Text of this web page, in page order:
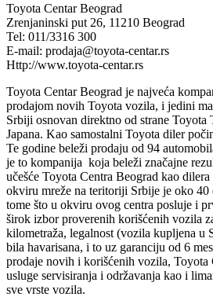
Toyota Centar Beograd
Zrenjaninski put 26, 11210 Beograd
Tel: 011/3316 300
E-mail: prodaja@toyota-centar.rs
Http://www.toyota-centar.rs
Toyota Centar Beograd je najveća
prodajom novih Toyota vozila, i jedini
Srbiji osnovan direktno od strane Toyota
Japana. Kao samostalni Toyota diler
Te godine beleži prodaju od 94
je to kompanija koja beleži značajne
učešće Toyota Centra Beograd kao
okviru mreže na teritoriji Srbije je oko 40
tome što u okviru ovog centra posluje i
širok izbor proverenih korišćenih vozila
kilometraža, legalnost (vozila kupljena u
bila havarisana, i to uz garanciju od 6
prodaje novih i korišćenih vozila, Toyota
usluge servisiranja i održavanja kao i
sve vrste vozila.